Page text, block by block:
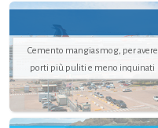
Cemento mangiasmog, per avere
porti più puliti e meno inquinati